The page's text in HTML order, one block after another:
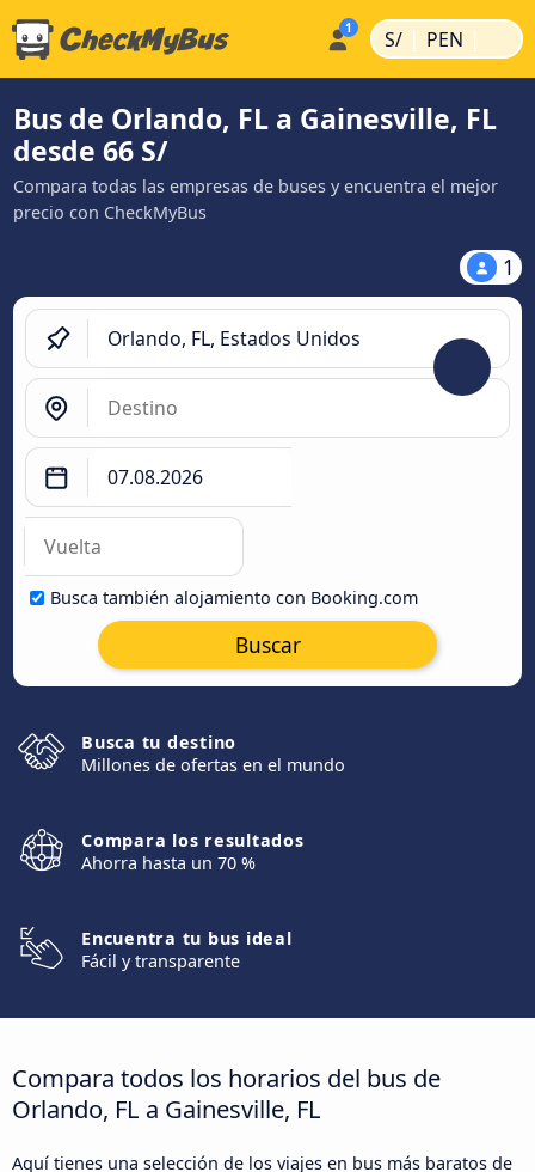
S/ | PEN |
Bus de Orlando, FL a Gainesville, FL
desde 66 S/
Compara todas las empresas de buses y encuentra el mejor
precio con CheckMyBus
1
Busca también alojamiento con Booking.com
Buscar
Busca tu destino
Millones de ofertas en el mundo
Compara los resultados
Ahorra hasta un 70 %
Encuentra tu bus ideal
Fácil y transparente
Compara todos los horarios del bus de
Orlando, FL a Gainesville, FL
Aquí tienes una selección de los viajes en bus más baratos de